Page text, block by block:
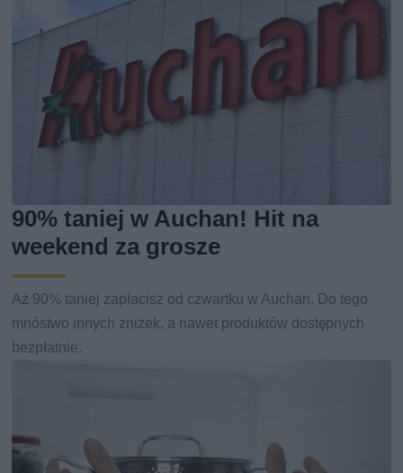
90% taniej w Auchan! Hit na
weekend za grosze
Aż 90% taniej zapłacisz od czwartku w Auchan. Do tego
mnóstwo innych zniżek, a nawet produktów dostępnych
bezpłatnie.